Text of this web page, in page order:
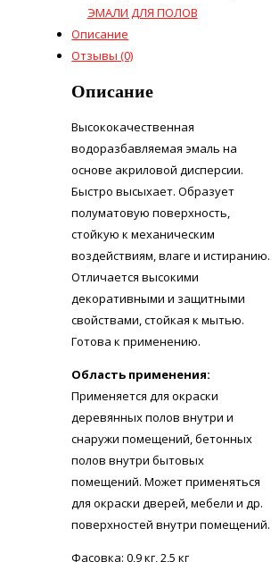
ЭМАЛИ ДЛЯ ПОЛОВ
Описание
Отзывы (0)
Описание
Высококачественная
водоразбавляемая эмаль на
основе акриловой дисперсии.
Быстро высыхает. Образует
полуматовую поверхность,
стойкую к механическим
воздействиям, влаге и истиранию.
Отличается высокими
декоративными и защитными
свойствами, стойкая к мытью.
Готова к применению.
Область применения:
Применяется для окраски
деревянных полов внутри и
снаружи помещений, бетонных
полов внутри бытовых
помещений. Может применяться
для окраски дверей, мебели и др.
поверхностей внутри помещений.
Фасовка: 0,9 кг, 2,5 кг